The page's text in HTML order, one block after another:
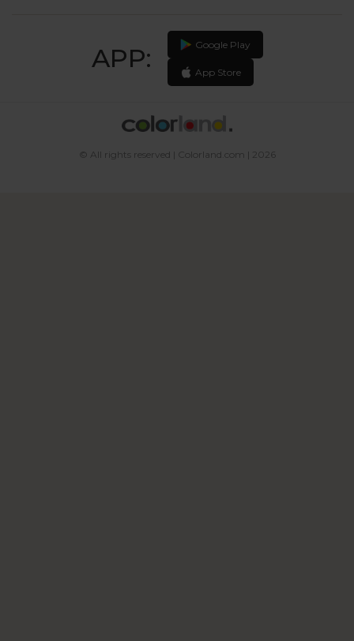
APP: Google Play
App Store
© All rights reserved | Colorland.com | 2026